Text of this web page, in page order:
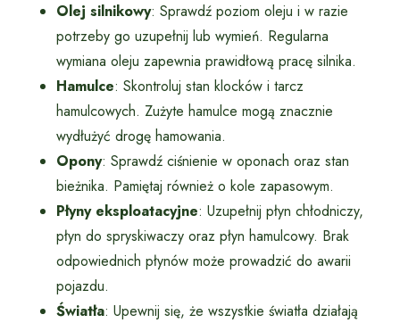
Olej silnikowy: Sprawdź poziom oleju i w razie
potrzeby go uzupełnij lub wymień. Regularna
wymiana oleju zapewnia prawidłową pracę silnika.
Hamulce: Skontroluj stan klocków i tarcz
hamulcowych. Zużyte hamulce mogą znacznie
wydłużyć drogę hamowania.
Opony: Sprawdź ciśnienie w oponach oraz stan
bieżnika. Pamiętaj również o kole zapasowym.
Płyny eksploatacyjne: Uzupełnij płyn chłodniczy,
płyn do spryskiwaczy oraz płyn hamulcowy. Brak
odpowiednich płynów może prowadzić do awarii
pojazdu.
Światła: Upewnij się, że wszystkie światła działają